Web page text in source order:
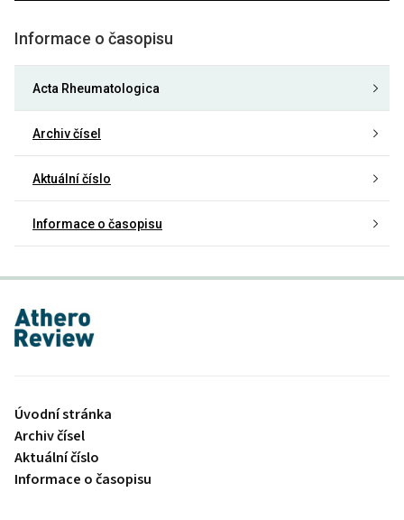
Informace o časopisu
Acta Rheumatologica
Archiv čísel
Aktuální číslo
Informace o časopisu
proLékaře.cz
Úvodní stránka
Archiv čísel
Aktuální číslo
Informace o časopisu